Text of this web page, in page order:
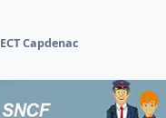
ECT Capdenac